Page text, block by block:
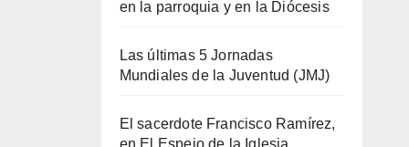
en la parroquia y en la Diócesis
Las últimas 5 Jornadas
Mundiales de la Juventud (JMJ)
El sacerdote Francisco Ramírez,
en El Espejo de la Iglesia